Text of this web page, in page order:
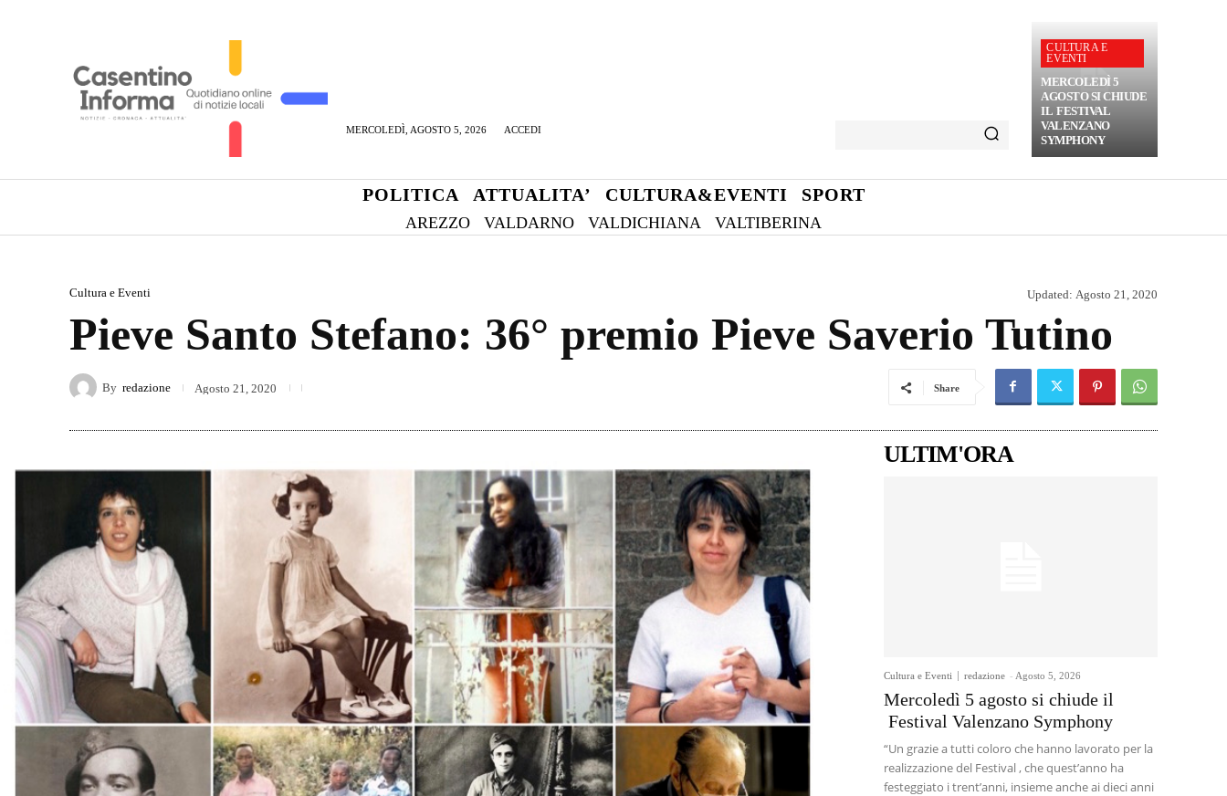
MERCOLEDÌ, AGOSTO 5, 2026 ACCEDI
CULTURA E
EVENTI
MERCOLEDÌ 5
AGOSTO SI CHIUDE
IL FESTIVAL
VALENZANO
SYMPHONY
POLITICA ATTUALITA’ CULTURA&EVENTI SPORT
AREZZO VALDARNO VALDICHIANA VALTIBERINA
Cultura e Eventi Updated: Agosto 21, 2020
Pieve Santo Stefano: 36° premio Pieve Saverio Tutino
By redazione Agosto 21, 2020 Share
ULTIM'ORA
Cultura e Eventi redazione - Agosto 5, 2026
Mercoledì 5 agosto si chiude il
Festival Valenzano Symphony
“Un grazie a tutti coloro che hanno lavorato per la
realizzazione del Festival , che quest’anno ha
festeggiato i trent’anni, insieme anche ai dieci anni